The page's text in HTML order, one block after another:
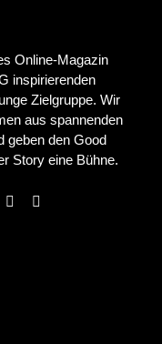
Online-Magazin
inspirierenden
Zielgruppe. Wir
aus spannenden
geben den Good
Story eine Bühne.